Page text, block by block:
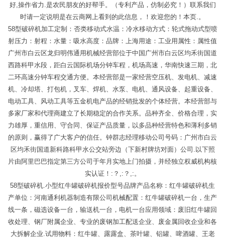
好,操作省力.是农民朋友的好帮手。（专利产品，仿制必究！）联系我们
时请一定说明是在云商网上看到的此信息，！欢迎您的！本页.。
58型破碎机加工定制：否类移动式水温：冷水移动方式：轮式拖动式型喷
射压力：射程：水量：吸水高度：品牌：上海用途：工业用属性：属性值
广州市白云区龙归明伟通用机械经营部位于中国广州市白云区均禾街国道
西路科甲水段，距白云国际机场分钟车程，机场高速，华南快速三期，北
二环高速分钟车程交通方便。本经营部是一家经营空压机、发电机、减速
机、冷却塔、打包机，叉车、焊机、水泵、电机、通风设备、起重设备、
电动工具、风动工具等五金机电产品的经销批发的个体经营。本经营部与
多家厂家和代理商建立了长期稳定的合作关系。品种齐全、价格合理，实
力雄厚，重信用、守合同、保证产品质量，以多品种经营特色和薄利多销
的原则，赢得了广大客户的信任。钟群志经理移动公司号码：广州市白云
区均禾街国道新科路科甲水公交站旁边（下新村牌坊对面）公司.以下照
片由阿里巴巴指定第三方公司于年月实地上门拍摄，并经独立权威机构核
实认证！:？,:？,:。
58型破碎机.小型红牛罐破碎机报价型号品牌产品名称：红牛罐破碎机生
产单位：河南通利机器制造有限公司机械配置：红牛罐破碎机一台，生产
线一条，磁选设备一台，输送机一台，电机一台应用领域：废旧红牛罐回
收处理、钢厂附属企业、专业的废钢加工配送企业、废金属回收企业和各
大拆解企业.试用物料：红牛罐、露露盒、茶叶罐、铝罐、啤酒罐、王老